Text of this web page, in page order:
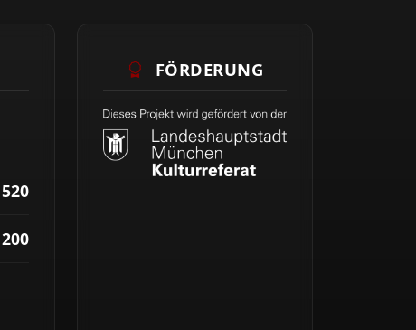
520
200
FÖRDERUNG